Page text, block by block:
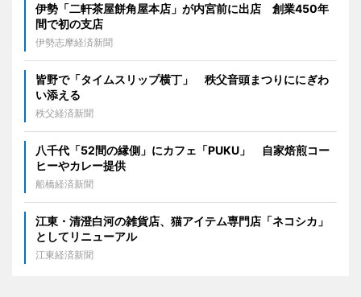
伊勢「二軒茶屋餅角屋本店」が内宮前に出店 創業450年
間で初の支店
伊勢志摩経済新聞
皆野で「タイムスリップ横丁」 秩父音頭まつりににぎわ
い添える
秩父経済新聞
八千代「52間の縁側」にカフェ「PUKU」 自家焙煎コー
ヒーやカレー提供
船橋経済新聞
江東・清澄白河の雑貨店、猫アイテム専門店「ネコシカ」
としてリニューアル
江東経済新聞